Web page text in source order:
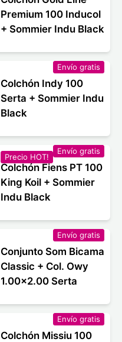
Premium 100 Inducol
+ Sommier Indu Black
Envío gratis
Colchón Indy 100
Serta + Sommier Indu
Black
Precio HOT!
Envío gratis
Colchón Fiens PT 100
King Koil + Sommier
Indu Black
Envío gratis
Conjunto Som Bicama
Classic + Col. Owy
1.00x2.00 Serta
Envío gratis
Colchón Missiu 100